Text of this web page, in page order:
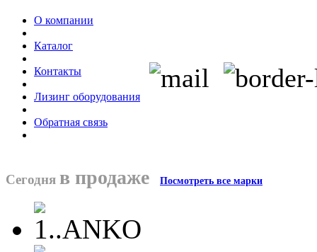
О компании
Каталог
Контакты
Лизинг оборудования
Обратная связь
Сегодня в продаже Посмотреть все марки